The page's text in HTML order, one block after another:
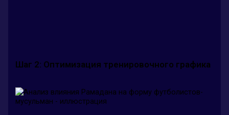
Шаг 2: Оптимизация тренировочного графика